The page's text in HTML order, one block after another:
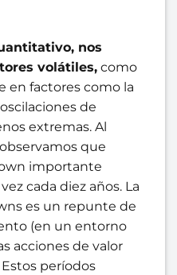
nos
volátiles, como
en factores como la
de
extremas. Al
que
importante
cada diez años. La
es un repunte de
(en un entorno
acciones de valor
períodos